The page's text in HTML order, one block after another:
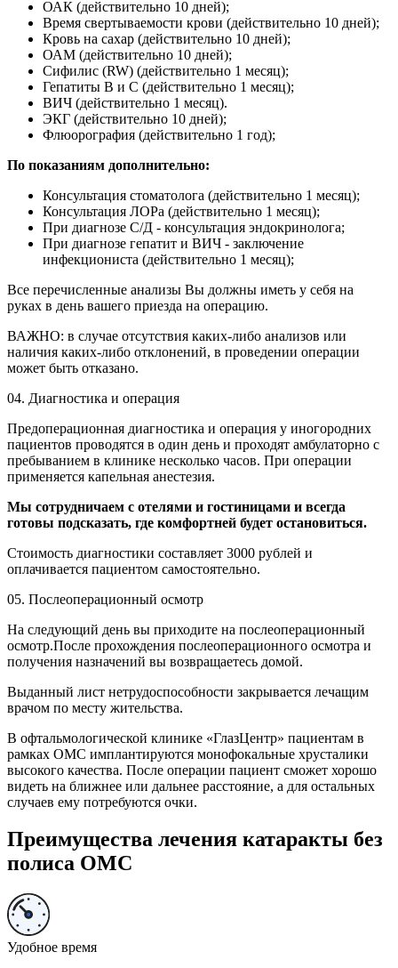
ОАК (действительно 10 дней);
Время свертываемости крови (действительно 10 дней);
Кровь на сахар (действительно 10 дней);
ОАМ (действительно 10 дней);
Сифилис (RW) (действительно 1 месяц);
Гепатиты В и С (действительно 1 месяц);
ВИЧ (действительно 1 месяц).
ЭКГ (действительно 10 дней);
Флюорография (действительно 1 год);
По показаниям дополнительно:
Консультация стоматолога (действительно 1 месяц);
Консультация ЛОРа (действительно 1 месяц);
При диагнозе С/Д - консультация эндокринолога;
При диагнозе гепатит и ВИЧ - заключение
инфекциониста (действительно 1 месяц);
Все перечисленные анализы Вы должны иметь у себя на
руках в день вашего приезда на операцию.
ВАЖНО: в случае отсутствия каких-либо анализов или
наличия каких-либо отклонений, в проведении операции
может быть отказано.
04. Диагностика и операция
Предоперационная диагностика и операция у иногородних
пациентов проводятся в один день и проходят амбулаторно с
пребыванием в клинике несколько часов. При операции
применяется капельная анестезия.
Мы сотрудничаем с отелями и гостиницами и всегда
готовы подсказать, где комфортней будет остановиться.
Стоимость диагностики составляет 3000 рублей и
оплачивается пациентом самостоятельно.
05. Послеоперационный осмотр
На следующий день вы приходите на послеоперационный
осмотр.После прохождения послеоперационного осмотра и
получения назначений вы возвращаетесь домой.
Выданный лист нетрудоспособности закрывается лечащим
врачом по месту жительства.
В офтальмологической клинике «ГлазЦентр» пациентам в
рамках ОМС имплантируются монофокальные хрусталики
высокого качества. После операции пациент сможет хорошо
видеть на ближнее или дальнее расстояние, а для остальных
случаев ему потребуются очки.
Преимущества лечения катаракты без
полиса ОМС
Удобное время